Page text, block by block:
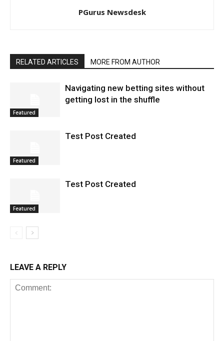
PGurus Newsdesk
RELATED ARTICLES MORE FROM AUTHOR
Featured
Navigating new betting sites without
getting lost in the shuffle
Featured
Test Post Created
Featured
Test Post Created
LEAVE A REPLY